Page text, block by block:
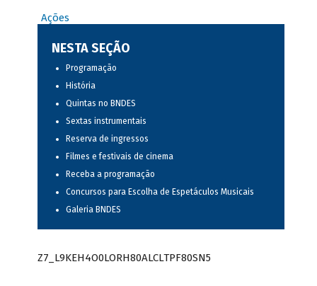
Ações
NESTA SEÇÃO
Programação
História
Quintas no BNDES
Sextas instrumentais
Reserva de ingressos
Filmes e festivais de cinema
Receba a programação
Concursos para Escolha de Espetáculos Musicais
Galeria BNDES
Z7_L9KEH4O0LORH80ALCLTPF80SN5